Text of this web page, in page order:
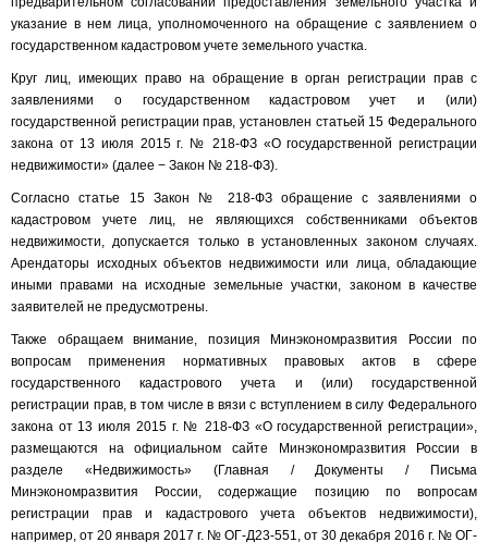
указание в нем лица, уполномоченного на обращение с заявлением о
государственном кадастровом учете земельного участка.
Круг лиц, имеющих право на обращение в орган регистрации прав с
заявлениями о государственном кадастровом учет и (или)
государственной регистрации прав, установлен статьей 15 Федерального
закона от 13 июля 2015 г. № 218-ФЗ «О государственной регистрации
недвижимости» (далее − Закон № 218-ФЗ).
Согласно статье 15 Закон № 218-ФЗ обращение с заявлениями о
кадастровом учете лиц, не являющихся собственниками объектов
недвижимости, допускается только в установленных законом случаях.
Арендаторы исходных объектов недвижимости или лица, обладающие
иными правами на исходные земельные участки, законом в качестве
заявителей не предусмотрены.
Также обращаем внимание, позиция Минэкономразвития России по
вопросам применения нормативных правовых актов в сфере
государственного кадастрового учета и (или) государственной
регистрации прав, в том числе в вязи с вступлением в силу Федерального
закона от 13 июля 2015 г. № 218-ФЗ «О государственной регистрации»,
размещаются на официальном сайте Минэкономразвития России в
разделе «Недвижимость» (Главная / Документы / Письма
Минэкономразвития России, содержащие позицию по вопросам
регистрации прав и кадастрового учета объектов недвижимости),
например, от 20 января 2017 г. № ОГ-Д23-551, от 30 декабря 2016 г. № ОГ-